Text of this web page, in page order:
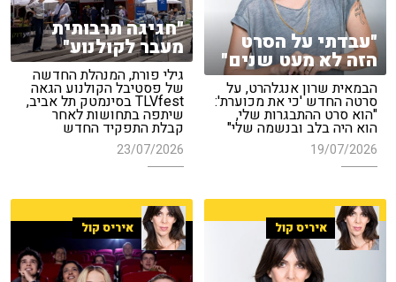
"חגיגה תרבותית
מעבר לקולנוע"
גילי פורת, המנהלת החדשה
של פסטיבל הקולנוע הגאה
TLVfest בסינמטק תל אביב,
שיתפה בתחושות לאחר
קבלת התפקיד החדש
23/07/2026
"עבדתי על הסרט
הזה לא מעט שנים"
הבמאית שרון אנגלהרט, על
סרטה החדש 'כי את מכוערת':
"הוא סרט ההתבגרות שלי,
הוא היה בלב ובנשמה שלי"
19/07/2026
איריס קול איריס קול